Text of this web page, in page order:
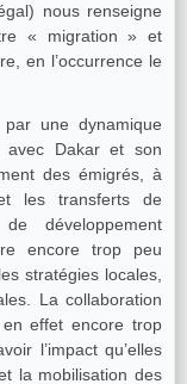
nous renseigne
« migration » et
en l’occurrence le
une dynamique
avec Dakar et son
des émigrés, à
les transferts de
développement
encore trop peu
stratégies locales,
La collaboration
effet encore trop
l’impact qu’elles
la mobilisation des